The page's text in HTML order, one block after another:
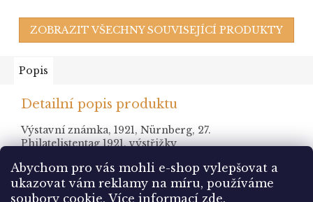
Abychom pro vás mohli e-shop vylepšovat a
ukazovat vám reklamy na míru, používáme
soubory cookie. Více informací zde.
ZOBRAZIT VŠECHNY SOUVISEJÍCÍ PRODUKTY
Popis
Detailní popis produktu
Výstavní známka, 1921, Nürnberg, 27.
Philatelistentag 1921, výstřižky